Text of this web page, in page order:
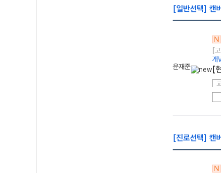
[일반선택] 캔
윤재준
N
[
개
[
[진로선택] 캔
N